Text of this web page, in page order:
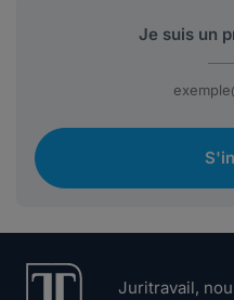
Juritravail,